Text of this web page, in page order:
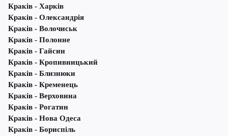
Краків - Харків
Краків - Олександрія
Краків - Волочиськ
Краків - Полонне
Краків - Гайсин
Краків - Кропивницький
Краків - Близнюки
Краків - Кременець
Краків - Верховина
Краків - Рогатин
Краків - Нова Одеса
Краків - Бориспіль